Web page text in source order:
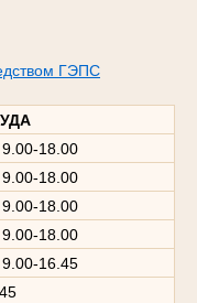
ГЭПС
9.00-18.00
9.00-18.00
9.00-18.00
9.00-18.00
9.00-16.45